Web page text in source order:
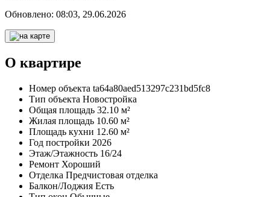
Обновлено: 08:03, 29.06.2026
О квартире
Номер объекта ta64a80aed513297c231bd5fc8
Тип объекта Новостройка
Общая площадь 32.10 м²
Жилая площадь 10.60 м²
Площадь кухни 12.60 м²
Год постройки 2026
Этаж/Этажность 16/24
Ремонт Хороший
Отделка Предчистовая отделка
Балкон/Лоджия Есть